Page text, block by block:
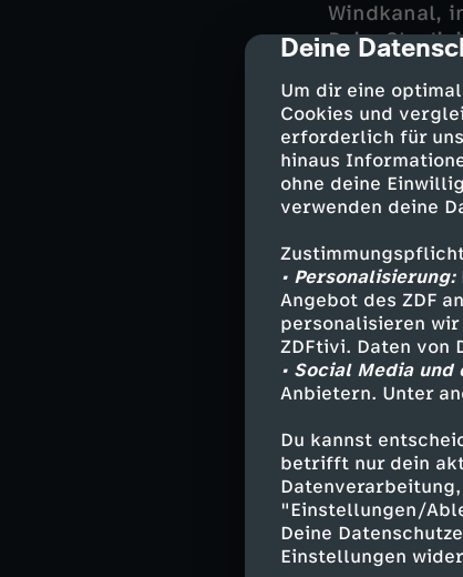
cmp-dialog-
Deine
Um dir eine
Cookies und
erforderlich für
hinaus
ohne deine
verwenden deine
• Personalisierung:
Angebot des ZDF
personalisieren wir
ZDFtivi. Daten von
• Social Media
Anbietern. Unter
Du kannst
betrifft nur dein
"Einstellungen/
Deine
Einstellungen
Windkanal,
Beim
aufrecht
Auch Tiere
laufen
Zu den
Bewerbt
Ihr seid